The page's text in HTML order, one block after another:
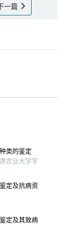
下一篇